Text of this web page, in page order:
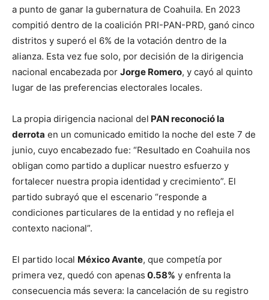
a punto de ganar la gubernatura de Coahuila. En 2023
compitió dentro de la coalición PRI-PAN-PRD, ganó cinco
distritos y superó el 6% de la votación dentro de la
alianza. Esta vez fue solo, por decisión de la dirigencia
nacional encabezada por Jorge Romero, y cayó al quinto
lugar de las preferencias electorales locales.
La propia dirigencia nacional del PAN reconoció la
derrota en un comunicado emitido la noche del este 7 de
junio, cuyo encabezado fue: “Resultado en Coahuila nos
obligan como partido a duplicar nuestro esfuerzo y
fortalecer nuestra propia identidad y crecimiento”. El
partido subrayó que el escenario “responde a
condiciones particulares de la entidad y no refleja el
contexto nacional”.
El partido local México Avante, que competía por
primera vez, quedó con apenas 0.58% y enfrenta la
consecuencia más severa: la cancelación de su registro